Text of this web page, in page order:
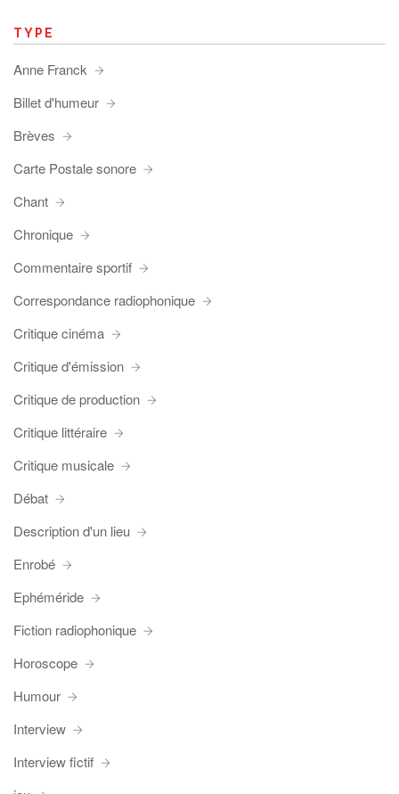
TYPE
Anne Franck
Billet d'humeur
Brèves
Carte Postale sonore
Chant
Chronique
Commentaire sportif
Correspondance radiophonique
Critique cinéma
Critique d'émission
Critique de production
Critique littéraire
Critique musicale
Débat
Description d'un lieu
Enrobé
Ephéméride
Fiction radiophonique
Horoscope
Humour
Interview
Interview fictif